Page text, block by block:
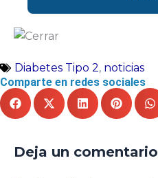
Diabetes Tipo 2, noticias
Comparte en redes sociales
Deja un comentario